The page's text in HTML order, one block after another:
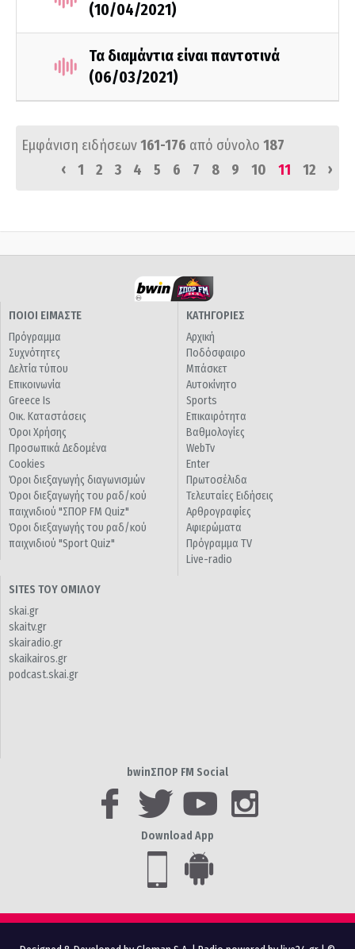
(10/04/2021)
Τα διαμάντια είναι παντοτινά
(06/03/2021)
Εμφάνιση ειδήσεων161-176 από σύνολο 187
‹
1 2 3 4 5 6 7 8 9 10 11 12 ›
ΠΟΙΟΙ ΕΙΜΑΣΤΕ
Πρόγραμμα
Συχνότητες
Δελτία τύπου
Επικοινωνία
Greece Is
Οικ. Καταστάσεις
Όροι Χρήσης
Προσωπικά Δεδομένα
Cookies
Όροι διεξαγωγής διαγωνισμών
Όροι διεξαγωγής του ραδ/κού
παιχνιδιού "ΣΠΟΡ FM Quiz"
Όροι διεξαγωγής του ραδ/κού
παιχνιδιού "Sport Quiz"
ΚΑΤΗΓΟΡΙΕΣ
Αρχική
Ποδόσφαιρο
Μπάσκετ
Αυτοκίνητο
Sports
Επικαιρότητα
Βαθμολογίες
WebTv
Enter
Πρωτοσέλιδα
Τελευταίες Ειδήσεις
Αρθρογραφίες
Αφιερώματα
Πρόγραμμα TV
Live-radio
SITES ΤΟΥ ΟΜΙΛΟΥ
skai.gr
skaitv.gr
skairadio.gr
skaikairos.gr
podcast.skai.gr
bwinΣΠΟΡ FM Social
Download App